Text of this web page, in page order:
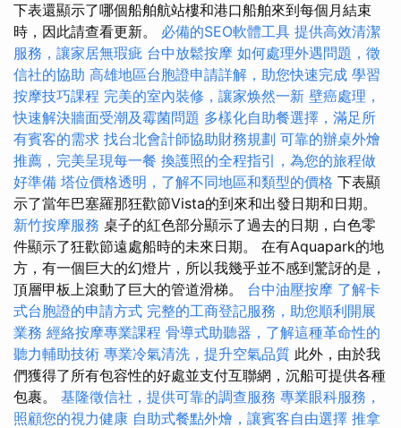
下表還顯示了哪個船舶航站樓和港口船舶來到每個月結束
時，因此請查看更新。 必備的SEO軟體工具 提供高效清潔
服務，讓家居無瑕疵 台中放鬆按摩 如何處理外遇問題，徵
信社的協助 高雄地區台胞證申請詳解，助您快速完成 學習
按摩技巧課程 完美的室內裝修，讓家焕然一新 壁癌處理，
快速解決牆面受潮及霉菌問題 多樣化自助餐選擇，滿足所
有賓客的需求 找台北會計師協助財務規劃 可靠的辦桌外燴
推薦，完美呈現每一餐 換護照的全程指引，為您的旅程做
好準備 塔位價格透明，了解不同地區和類型的價格 下表顯
示了當年巴塞羅那狂歡節Vista的到來和出發日期和日期。
新竹按摩服務 桌子的紅色部分顯示了過去的日期，白色零
件顯示了狂歡節遠處船時的未來日期。 在有Aquapark的地
方，有一個巨大的幻燈片，所以我幾乎並不感到驚訝的是，
頂層甲板上滾動了巨大的管道滑梯。 台中油壓按摩 了解卡
式台胞證的申請方式 完整的工商登記服務，助您順利開展
業務 經絡按摩專業課程 骨導式助聽器，了解這種革命性的
聽力輔助技術 專業冷氣清洗，提升空氣品質 此外，由於我
們獲得了所有包容性的好處並支付互聯網，沉船可提供各種
包裹。 基隆徵信社，提供可靠的調查服務 專業眼科服務，
照顧您的視力健康 自助式餐點外燴，讓賓客自由選擇 推拿